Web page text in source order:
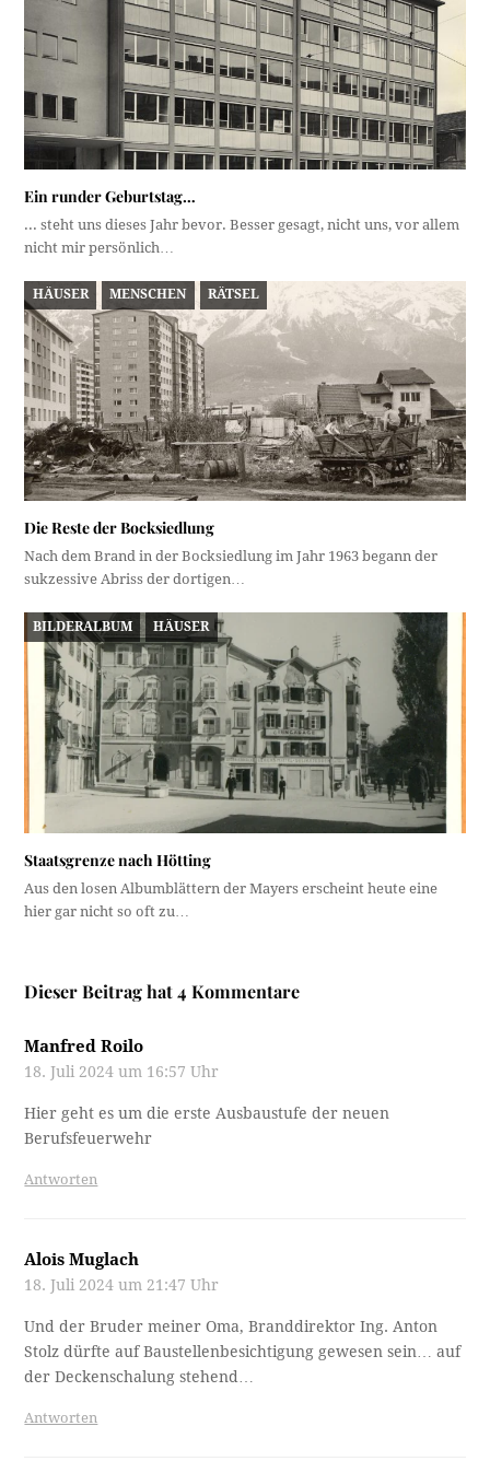
Ein runder Geburtstag…
... steht uns dieses Jahr bevor. Besser gesagt, nicht uns, vor allem
nicht mir persönlich…
HÄUSER MENSCHEN RÄTSEL
Die Reste der Bocksiedlung
Nach dem Brand in der Bocksiedlung im Jahr 1963 begann der
sukzessive Abriss der dortigen…
BILDERALBUM HÄUSER
Staatsgrenze nach Hötting
Aus den losen Albumblättern der Mayers erscheint heute eine
hier gar nicht so oft zu…
Dieser Beitrag hat 4 Kommentare
Manfred Roilo
18. Juli 2024 um 16:57 Uhr
Hier geht es um die erste Ausbaustufe der neuen
Berufsfeuerwehr
Antworten
Alois Muglach
18. Juli 2024 um 21:47 Uhr
Und der Bruder meiner Oma, Branddirektor Ing. Anton
Stolz dürfte auf Baustellenbesichtigung gewesen sein… auf
der Deckenschalung stehend…
Antworten